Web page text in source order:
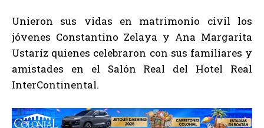
Unieron sus vidas en matrimonio civil los
jóvenes Constantino Zelaya y Ana Margarita
Ustaríz quienes celebraron con sus familiares y
amistades en el Salón Real del Hotel Real
InterContinental.